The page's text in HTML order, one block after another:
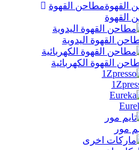
مطاحن القهوة
القهوة اليدوية
القهوة الكهربائية
مور